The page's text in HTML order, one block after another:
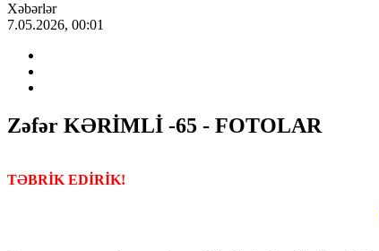
Xəbərlər
7.05.2026, 00:01
Zəfər KƏRİMLİ -65 - FOTOLAR
TƏBRİK EDİRİK!